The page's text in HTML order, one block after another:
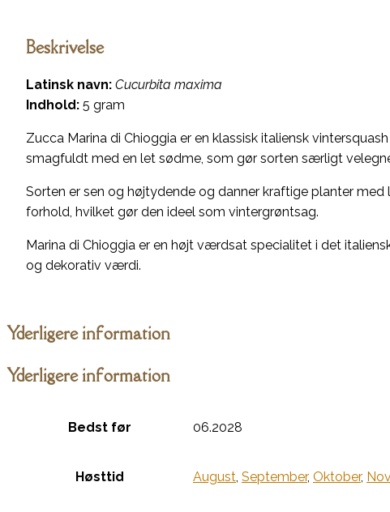
Beskrivelse
Latinsk navn: Cucurbita maxima
Indhold: 5 gram
Zucca Marina di Chioggia er en klassisk italiensk
smagfuldt med en let sødme, som gør sorten særligt
Sorten er sen og højtydende og danner kraftige planter
forhold, hvilket gør den ideel som vintergrøntsag.
Marina di Chioggia er en højt værdsat specialitet i det
og dekorativ værdi.
Yderligere information
Yderligere information
Bedst før 06.2028
Høsttid August, September, Oktober,